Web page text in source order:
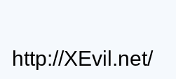
http://XEvil.net/